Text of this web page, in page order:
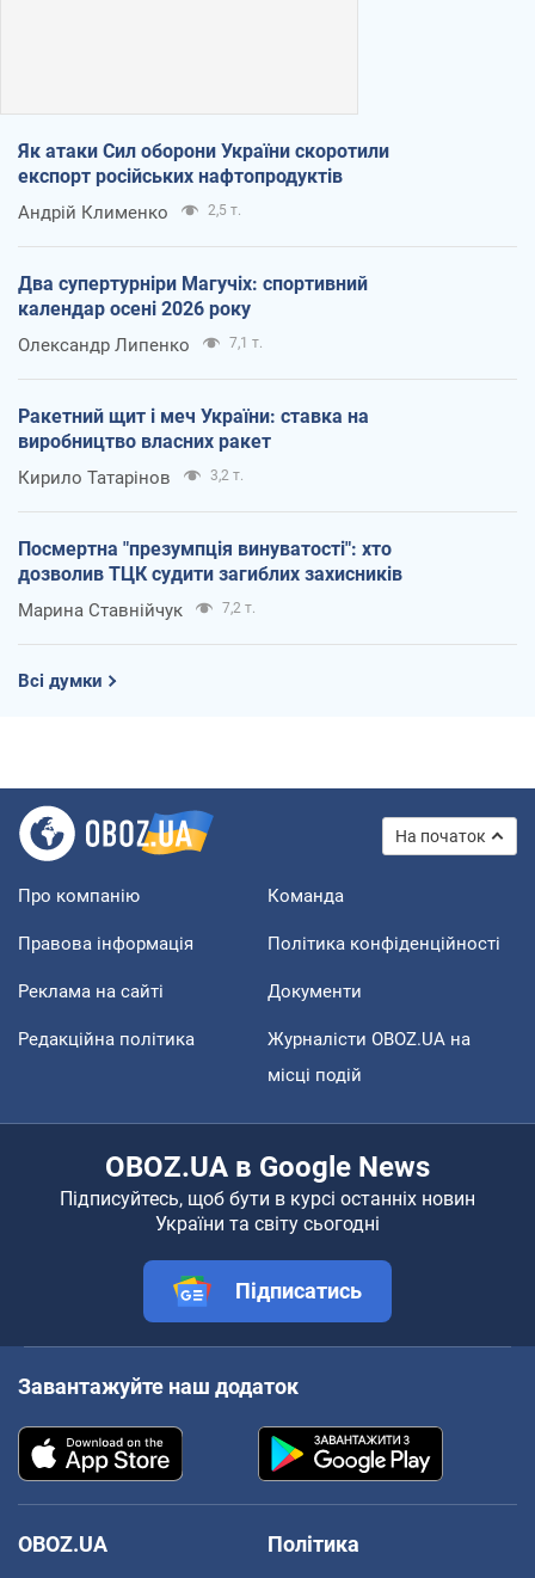
Як атаки Сил оборони України скоротили
експорт російських нафтопродуктів
Андрій Клименко 2,5 т.
Два супертурніри Магучіх: спортивний
календар осені 2026 року
Олександр Липенко 7,1 т.
Ракетний щит і меч України: ставка на
виробництво власних ракет
Кирило Татарінов 3,2 т.
Посмертна "презумпція винуватості": хто
дозволив ТЦК судити загиблих захисників
Марина Ставнійчук 7,2 т.
Всі думки
На початок
Про компанію Команда
Правова інформація Політика конфіденційності
Реклама на сайті Документи
Редакційна політика
Журналісти OBOZ.UA на
місці подій
OBOZ.UA в Google News
Підписуйтесь, щоб бути в курсі останніх новин
України та світу сьогодні
Підписатись
Завантажуйте наш додаток
OBOZ.UA
Політика